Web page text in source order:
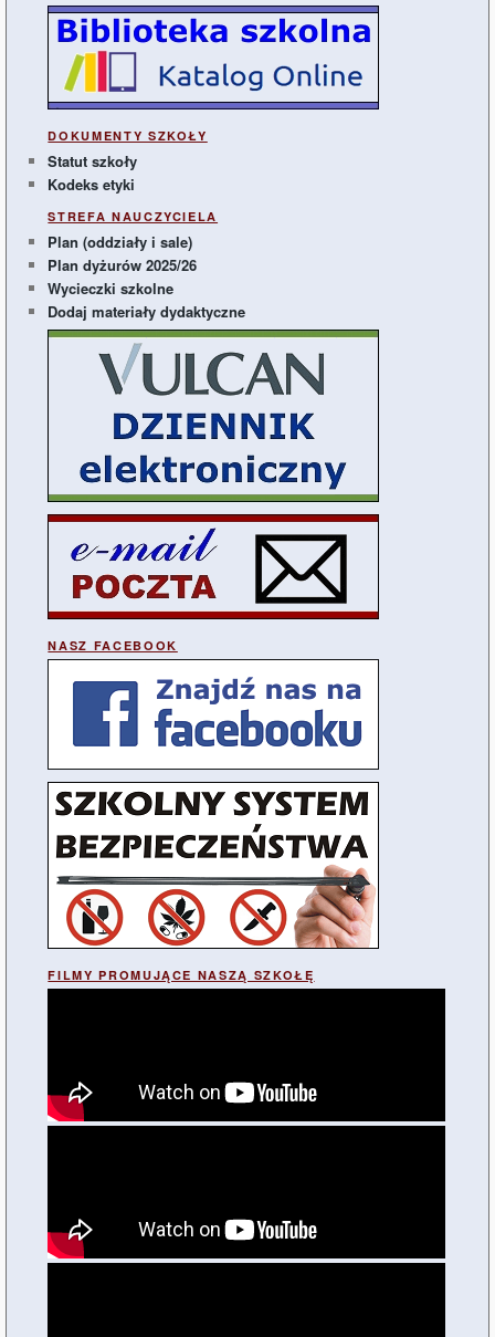
DOKUMENTY SZKOŁY
Statut szkoły
Kodeks etyki
STREFA NAUCZYCIELA
Plan (oddziały i sale)
Plan dyżurów 2025/26
Wycieczki szkolne
Dodaj materiały dydaktyczne
NASZ FACEBOOK
FILMY PROMUJĄCE NASZĄ SZKOŁĘ